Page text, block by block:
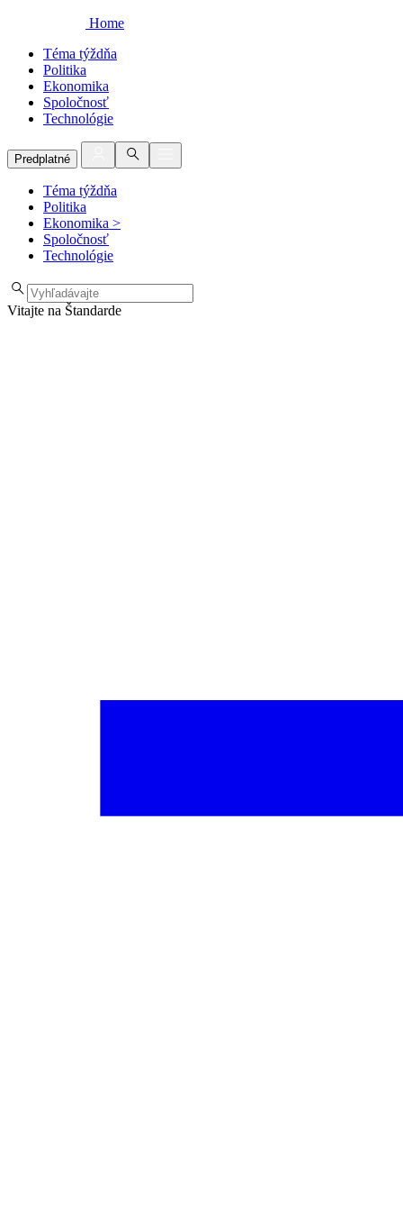
Home
Téma týždňa
Politika
Ekonomika
Spoločnosť
Technológie
Predplatné
Téma týždňa
Politika
Ekonomika >
Spoločnosť
Technológie
Vitajte na Štandarde